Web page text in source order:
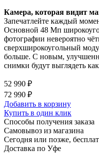
Камера, которая видит
Запечатлейте каждый
Основной 48 Мп
фотографии невероятно
сверхширокоугольный
больше. С новым,
снимки будут выглядеть
52 990 ₽
72 990 ₽
Добавить в корзину
Купить в один клик
Способы получения заказа
Самовывоз из магазина
Сегодня или позже,
Доставка по Уфе